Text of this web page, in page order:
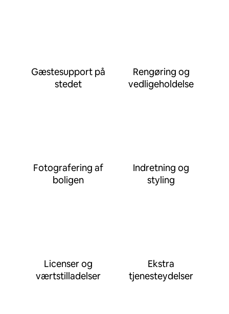
Gæstesupport på
stedet
Rengøring og
vedligeholdelse
Fotografering af
boligen
Indretning og
styling
Licenser og
værtstilladelser
Ekstra
tjenesteydelser